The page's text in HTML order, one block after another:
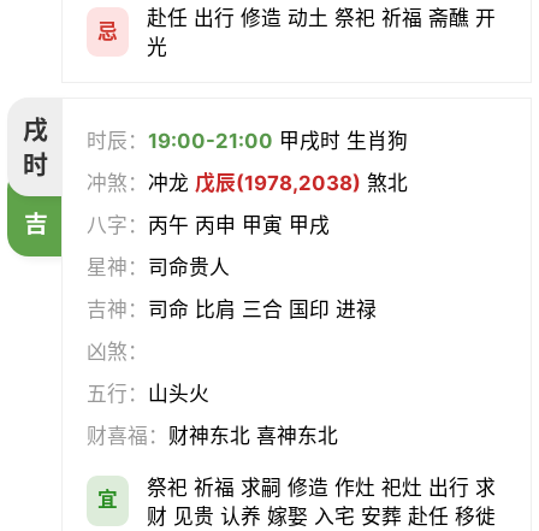
忌
赴任 出行 修造 动土 祭祀 祈福 斋醮 开
光
戌
时
吉
时辰：19:00-21:00 甲戌时 生肖狗
冲煞：冲龙 戊辰(1978,2038) 煞北
八字： 丙午 丙申 甲寅 甲戌
星神： 司命贵人
吉神： 司命 比肩 三合 国印 进禄
凶煞：
五行： 山头火
财喜福： 财神东北 喜神东北
宜
祭祀 祈福 求嗣 修造 作灶 祀灶 出行 求
财 见贵 认养 嫁娶 入宅 安葬 赴任 移徙